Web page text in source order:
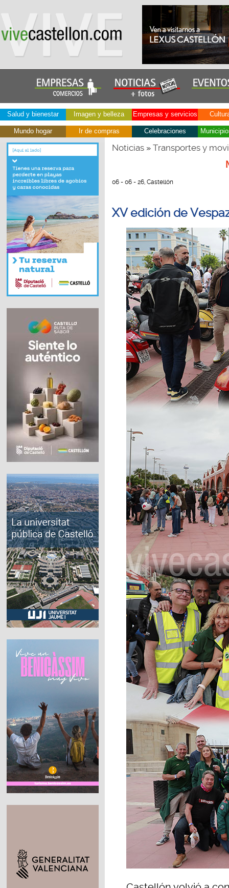
Salud y bienestar Imagen y belleza Empresas y servicios
Mundo hogar Ir de compras Celebraciones
Noticias» Transportes y
06 - 06 - 26, Castellón
XV edición de